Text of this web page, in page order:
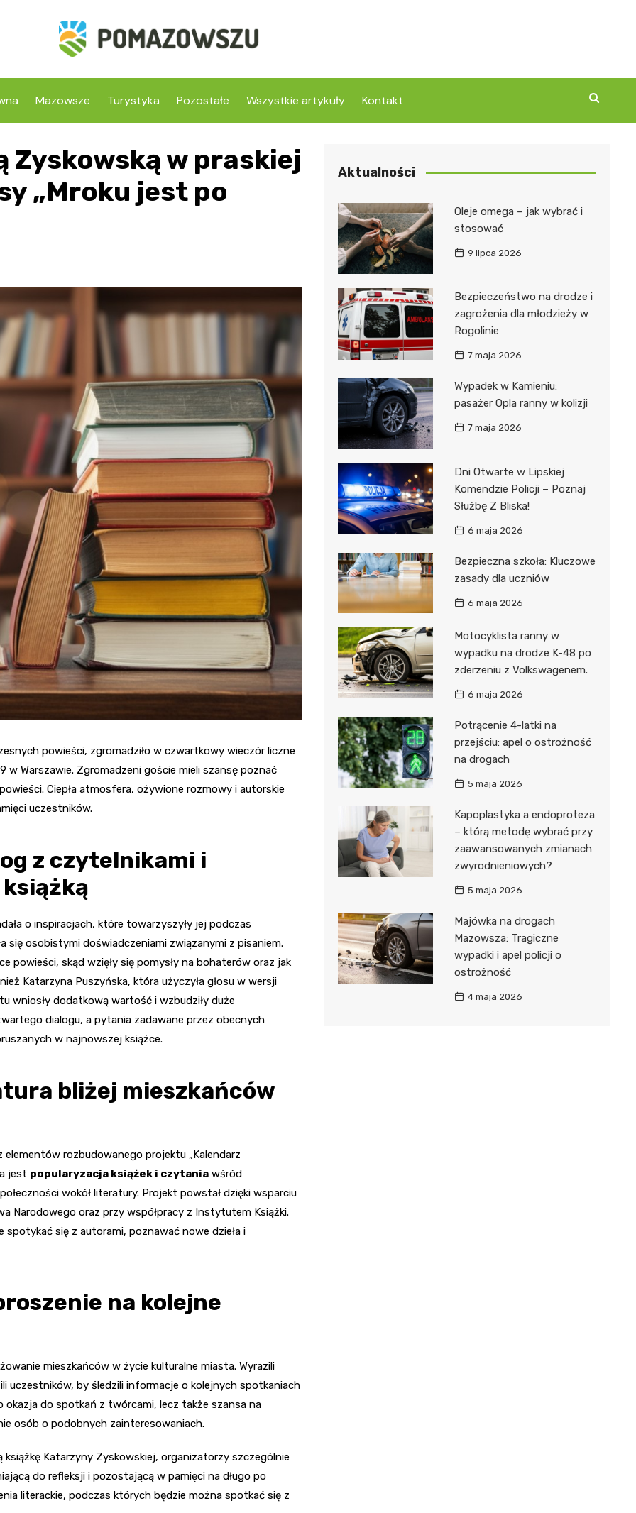
Mazowsze Turystyka Pozostałe Wszystkie artykuły Kontakt
Zyskowską w praskiej
„Mroku jest po
powieści, zgromadziło w czwartkowy wieczór liczne
Warszawie. Zgromadzeni goście mieli szansę poznać
Ciepła atmosfera, ożywione rozmowy i autorskie
uczestników.
z czytelnikami i
o inspiracjach, które towarzyszyły jej podczas
się osobistymi doświadczeniami związanymi z pisaniem.
powieści, skąd wzięły się pomysły na bohaterów oraz jak
Katarzyna Puszyńska, która użyczyła głosu w wersji
wniosły dodatkową wartość i wzbudziły duże
dialogu, a pytania zadawane przez obecnych
w najnowszej książce.
bliżej mieszkańców
rozbudowanego projektu „Kalendarz
jest popularyzacja książek i czytania wśród
wokół literatury. Projekt powstał dzięki wsparciu
Narodowego oraz przy współpracy z Instytutem Książki.
się z autorami, poznawać nowe dzieła i
na kolejne
mieszkańców w życie kulturalne miasta. Wyrazili
uczestników, by śledzili informacje o kolejnych spotkaniach
do spotkań z twórcami, lecz także szansa na
osób o podobnych zainteresowaniach.
Katarzyny Zyskowskiej, organizatorzy szczególnie
do refleksji i pozostającą w pamięci na długo po
literackie, podczas których będzie można spotkać się z
Aktualności
Oleje omega – jak wybrać i
stosować
9 lipca 2026
Bezpieczeństwo na drodze i
zagrożenia dla młodzieży w
Rogolinie
7 maja 2026
Wypadek w Kamieniu:
pasażer Opla ranny w kolizji
7 maja 2026
Dni Otwarte w Lipskiej
Komendzie Policji – Poznaj
Służbę Z Bliska!
6 maja 2026
Bezpieczna szkoła: Kluczowe
zasady dla uczniów
6 maja 2026
Motocyklista ranny w
wypadku na drodze K-48 po
zderzeniu z Volkswagenem.
6 maja 2026
Potrącenie 4-latki na
przejściu: apel o ostrożność
na drogach
5 maja 2026
Kapoplastyka a endoproteza
– którą metodę wybrać przy
zaawansowanych zmianach
zwyrodnieniowych?
5 maja 2026
Majówka na drogach
Mazowsza: Tragiczne
wypadki i apel policji o
ostrożność
4 maja 2026